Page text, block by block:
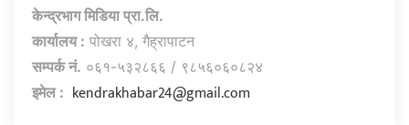
केन्द्रभाग मिडिया प्रा.लि.
कार्यालय : पोखरा ४, गैह्रापाटन
सम्पर्क नं. ०६१-५३२८६६ / ९८५६०६०८२४
इमेल : kendrakhabar24@gmail.com